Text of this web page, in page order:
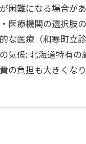
困難になる場合があ
医療機関の選択肢
な医療（和寒町立
気候: 北海道特有
の負担も大きくなり